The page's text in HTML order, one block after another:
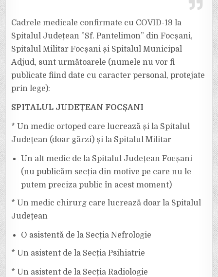
Cadrele medicale confirmate cu COVID-19 la
Spitalul Județean ”Sf. Pantelimon” din Focșani,
Spitalul Militar Focșani și Spitalul Municipal
Adjud, sunt următoarele (numele nu vor fi
publicate fiind date cu caracter personal, protejate
prin lege):
SPITALUL JUDEȚEAN FOCȘANI
* Un medic ortoped care lucrează și la Spitalul
Județean (doar gărzi) și la Spitalul Militar
Un alt medic de la Spitalul Județean Focșani
(nu publicăm secția din motive pe care nu le
putem preciza public în acest moment)
* Un medic chirurg care lucrează doar la Spitalul
Județean
O asistentă de la Secția Nefrologie
* Un asistent de la Secția Psihiatrie
* Un asistent de la Secția Radiologie